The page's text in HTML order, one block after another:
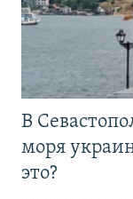
В
моря
это?